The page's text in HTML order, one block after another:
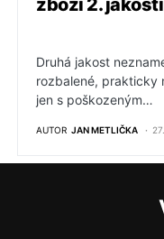
zboží 2.
Druhá jakost
rozbalené, prakticky
jen s poškozeným…
AUTOR JAN METLIČKA